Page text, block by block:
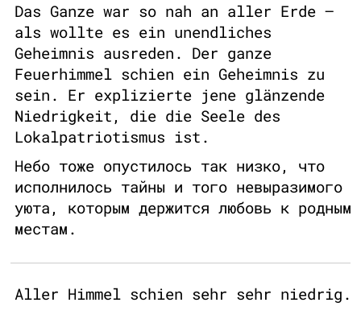
Das Ganze war so nah an aller Erde –
als wollte es ein unendliches
Geheimnis ausreden. Der ganze
Feuerhimmel schien ein Geheimnis zu
sein. Er explizierte jene glänzende
Niedrigkeit, die die Seele des
Lokalpatriotismus ist.
Небо тоже опустилось так низко, что
исполнилось тайны и того невыразимого
уюта, которым держится любовь к родным
местам.
Aller Himmel schien sehr sehr niedrig.